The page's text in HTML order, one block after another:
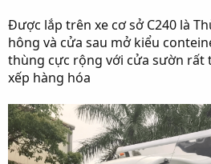
Được lắp trên xe cơ sở C240 là
hông và cửa sau mở kiểu
thùng cực rộng với cửa sườn rất
xếp hàng hóa